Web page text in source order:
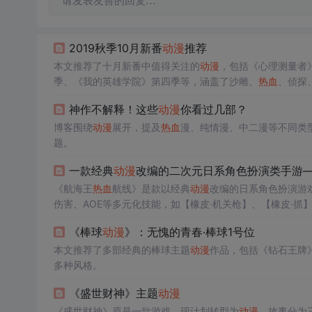
2019秋季10月新番动漫推荐
本文推荐了十月新番中值得关注的动漫 ，包括《心理测量
季、《我的英雄学院》第四季等，涵盖了沙雕、 热血 、侦
神作不解释！这些动漫你看过几部？
博客围绕动漫展开，提及热血漫、纯情漫、中二漫等不同类
题。
一款经典动漫改编的二次元日系角色扮演类手
《航海王热血航线》是款以经典动漫改编的日系角色扮演游
伤害、AOE等多元化技能，如【橡皮·机关枪】、【橡皮·
用【誓死捍卫名刀系列】和【被称为“暴君”】的战意卡组，
《棒球动漫》：无愧的青春·棒球1号位
本文推荐了多部经典的棒球主题动漫作品，包括《钻石王牌
多种风格。
《盛世财神》主题动漫